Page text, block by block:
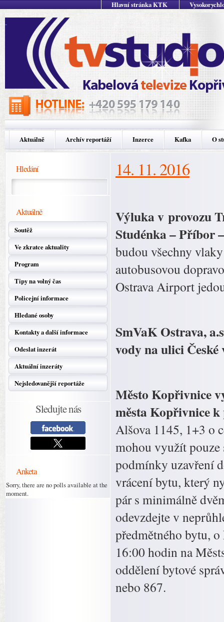
Hlavní stránka KTK
Aktuálně Archív reportáží Inzerce Kafka O
Hledání
Aktuálně
Soutěž
Ve zkratce aktuality
Program
Tipy na volný čas
Policejní informace
Hledané osoby
Kontakty a další informace
Odeslat inzerát
Aktuální inzeráty
Nejsledovanější reportáže
Sledujte nás
Anketa
Sorry, there are no polls available at the
moment.
14. 11. 2016
Výluka v provozu
Studénka – Příbor
budou všechny
autobusovou
Ostrava Airport
SmVaK Ostrava,
vody na ulici
Město Kopřivnice
města Kopřivnice
Alšova 1145, 1+3 o
mohou využít
podmínky uzavření
vrácení bytu, který
pár s minimálně
odevzdejte v
předmětného bytu,
16:00 hodin na
oddělení bytové
nebo 867.